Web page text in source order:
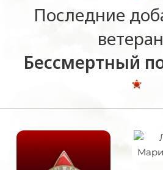
Последние
Бессмертный